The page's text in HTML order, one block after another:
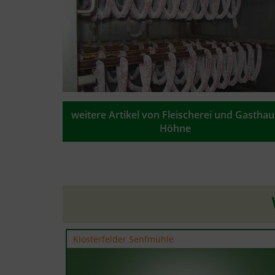
weitere Artikel von Fleischerei und
Höhne
Klosterfelder Senfmühle